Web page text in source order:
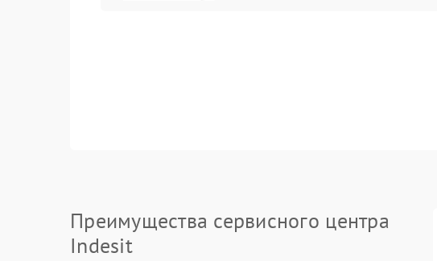
Преимущества сервисного центра
Indesit